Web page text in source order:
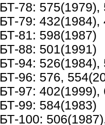
БТ-78: 575(1979),
БТ-79: 432(1984),
БТ-81: 598(1987)
БТ-88: 501(1991)
БТ-94: 526(1984),
БТ-96: 576,
БТ-97: 402(1999),
БТ-99: 584(1983)
БТ-100: